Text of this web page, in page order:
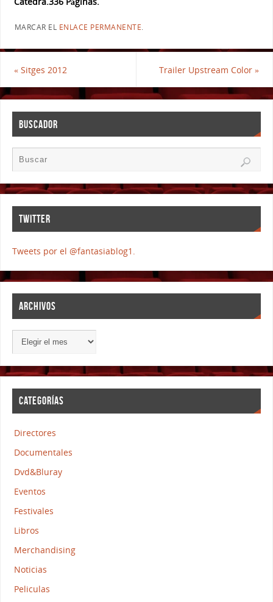
MARCAR EL ENLACE PERMANENTE.
«Sitges 2012 Trailer Upstream Color»
BUSCADOR
TWITTER
Tweets por el @fantasiablog1.
ARCHIVOS
CATEGORÍAS
Directores
Documentales
Dvd&Bluray
Eventos
Festivales
Libros
Merchandising
Noticias
Peliculas